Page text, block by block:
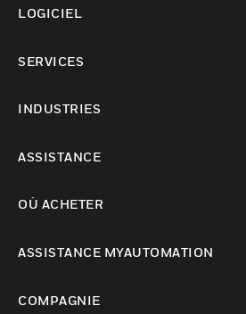
LOGICIEL
SERVICES
INDUSTRIES
ASSISTANCE
OÙ ACHETER
ASSISTANCE MYAUTOMATION
COMPAGNIE